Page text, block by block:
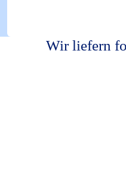
Wir liefern